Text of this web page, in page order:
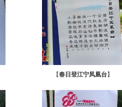
【春日登江宁凤凰台】